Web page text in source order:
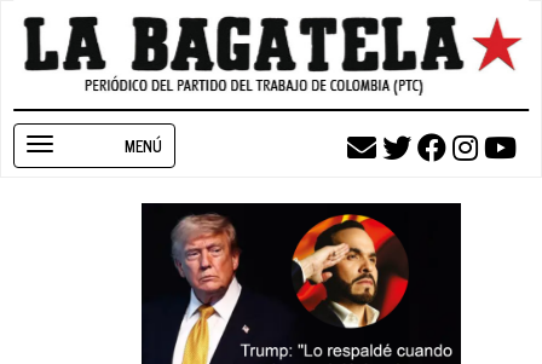
Pasar
contenido
navigation